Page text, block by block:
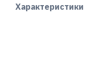
Характеристики